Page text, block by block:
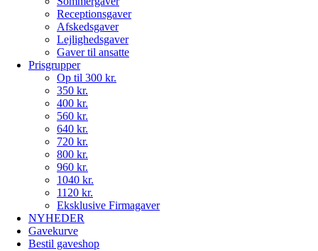
Receptionsgaver
Afskedsgaver
Lejlighedsgaver
Gaver til ansatte
Prisgrupper
Op til 300 kr.
350 kr.
400 kr.
560 kr.
640 kr.
720 kr.
800 kr.
960 kr.
1040 kr.
1120 kr.
Eksklusive Firmagaver
NYHEDER
Gavekurve
Bestil gaveshop